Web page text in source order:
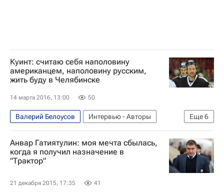
Куинт: считаю себя наполовину
американцем, наполовину русским,
жить буду в Челябинске
14 марта 2016, 13:00 50
Еще6
Валерий Белоусов
Интервью - Авторы
Аналитика
Хоккей
Спорт
КХЛ 2025-2026
Трактор Дерон Куинт
Анвар Гатиятулин: моя мечта сбылась,
когда я получил назначение в
"Трактор"
21 декабря 2015, 17:35 41